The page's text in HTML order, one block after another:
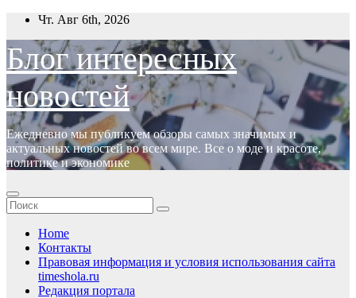
Перейти
содержимому
Чт. Авг 6th, 2026
Блог интересных
новостей
Ежедневно мы публикуем обзоры самых значимых и
актуальных новостей во всем мире. Все о моде и красоте,
политике и экономике
Home
Контакты
Правовая информация и условия использования сайта
timeshola.ru
Редакция портала